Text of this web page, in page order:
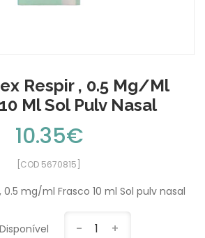
Respir , 0.5 Mg/ml
Ml Sol Pulv Nasal
10.35€
[COD 5670815]
0.5 mg/ml Frasco 10 ml Sol pulv nasal
Disponível - 1 +